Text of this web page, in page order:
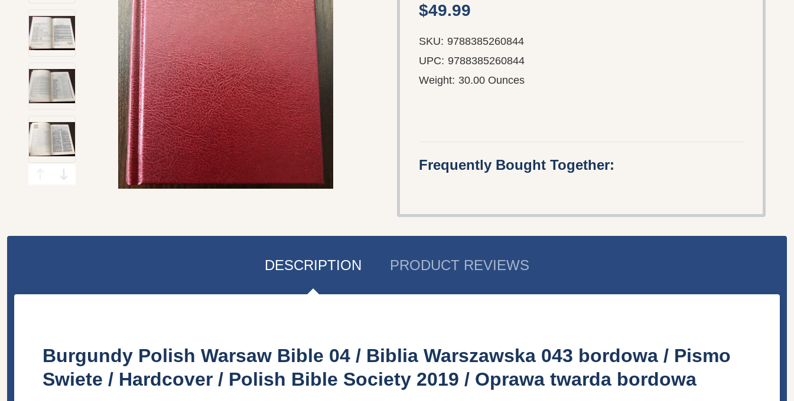
$49.99
SKU: 9788385260844
UPC: 9788385260844
Weight: 30.00 Ounces
Frequently Bought Together:
DESCRIPTION PRODUCT REVIEWS
Burgundy Polish Warsaw Bible 04 / Biblia Warszawska 043 bordowa / Pismo
Swiete / Hardcover / Polish Bible Society 2019 / Oprawa twarda bordowa